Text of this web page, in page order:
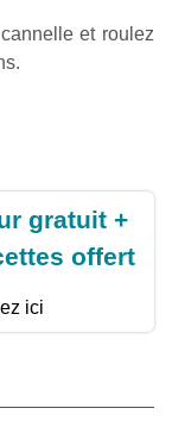
et roulez
gratuit +
offert
ici